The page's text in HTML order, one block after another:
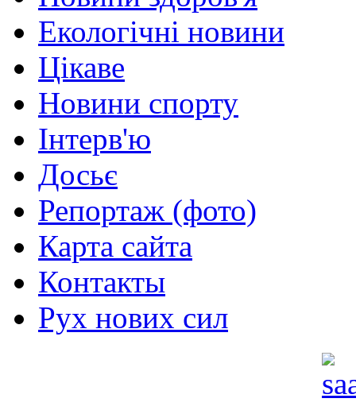
Екологічні новини
Цікаве
Новини спорту
Інтерв'ю
Досьє
Репортаж (фото)
Карта сайта
Контакты
Рух нових сил